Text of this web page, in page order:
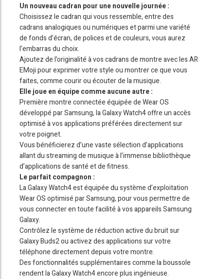
Un nouveau cadran pour une nouvelle journée :
Choisissez le cadran qui vous ressemble, entre des
cadrans analogiques ou numériques et parmi une variété
de fonds d’écran, de polices et de couleurs, vous aurez
l’embarras du choix.
Ajoutez de l’originalité à vos cadrans de montre avec les AR
EMoji pour exprimer votre style ou montrer ce que vous
faites, comme courir ou écouter de la musique.
Elle joue en équipe comme aucune autre :
Première montre connectée équipée de Wear OS
développé par Samsung, la Galaxy Watch4 offre un accès
optimisé à vos applications préférées directement sur
votre poignet.
Vous bénéficierez d’une vaste sélection d’applications
allant du streaming de musique à l’immense bibliothèque
d’applications de santé et de fitness.
Le parfait compagnon :
La Galaxy Watch4 est équipée du système d’exploitation
Wear OS optimisé par Samsung, pour vous permettre de
vous connecter en toute facilité à vos appareils Samsung
Galaxy.
Contrôlez le système de réduction active du bruit sur
Galaxy Buds2 ou activez des applications sur votre
téléphone directement depuis votre montre.
Des fonctionnalités supplémentaires comme la boussole
rendent la Galaxy Watch4 encore plus ingénieuse.